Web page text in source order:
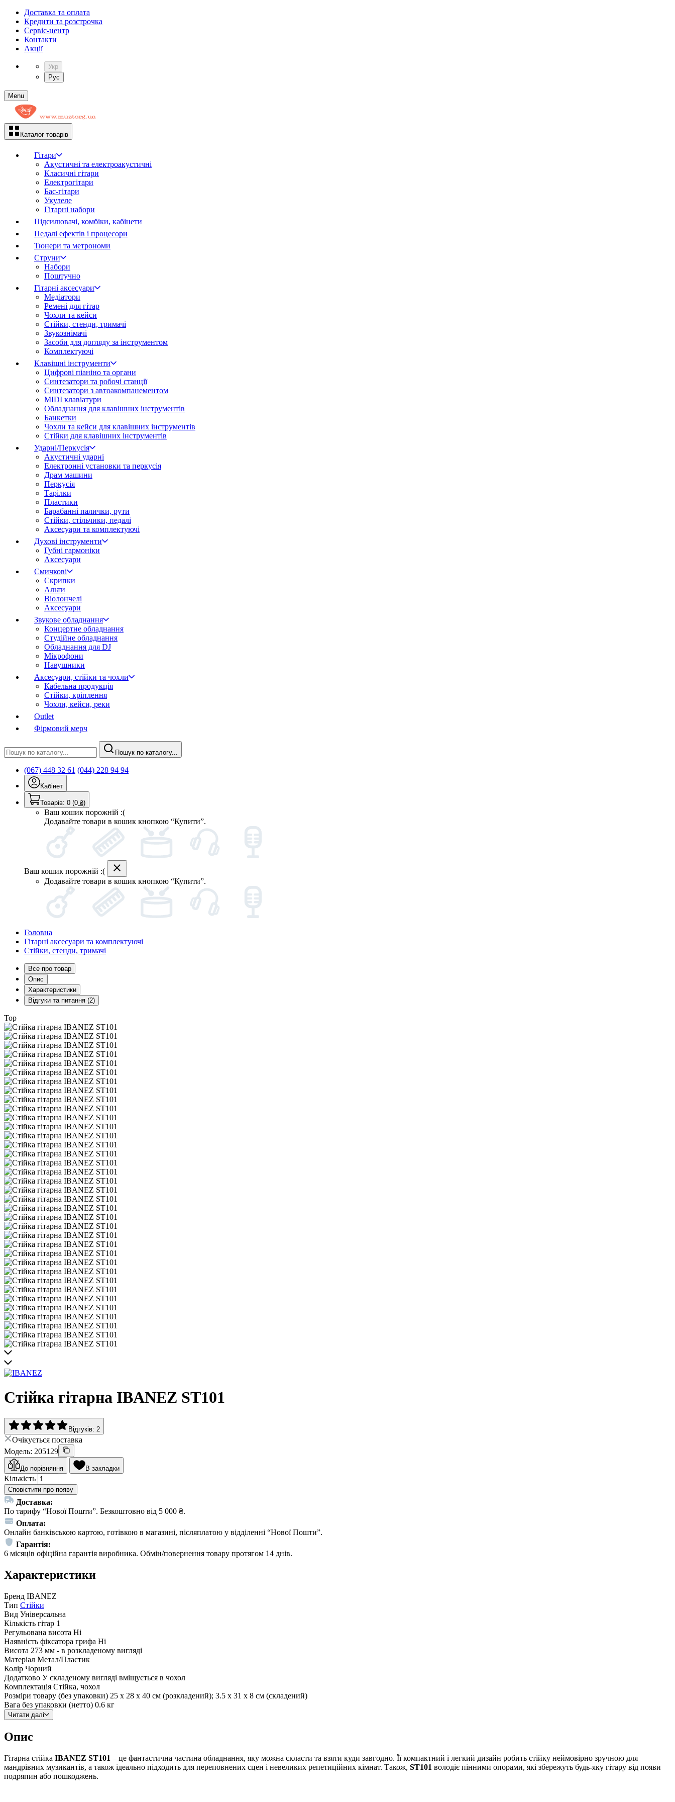
Доставка та оплата
Кредити та розстрочка
Сервіc-центр
Контакти
Акції
Укр
Рус
Menu
Каталог товарів
Гітари
Акустичні та електроакустичні
Класичні гітари
Електрогітари
Бас-гітари
Укулеле
Гітарні набори
Підсилювачі, комбіки, кабінети
Педалі ефектів і процесори
Тюнери та метрономи
Струни
Набори
Поштучно
Гітарні аксесуари
Медіатори
Ремені для гітар
Чохли та кейси
Стійки, стенди, тримачі
Звукознімачі
Засоби для догляду за інструментом
Комплектуючі
Клавішні інструменти
Цифрові піаніно та органи
Синтезатори та робочі станції
Синтезатори з автоакомпанементом
MIDI клавіатури
Обладнання для клавішних інструментів
Банкетки
Чохли та кейси для клавішних інструментів
Стійки для клавішних інструментів
Ударні/Перкусія
Акустичні ударні
Електронні установки та перкусія
Драм машини
Перкусія
Тарілки
Пластики
Барабанні палички, рути
Стійки, стільчики, педалі
Аксесуари та комплектуючі
Духові інструменти
Губні гармоніки
Аксесуари
Смичкові
Скрипки
Альти
Віолончелі
Аксесуари
Звукове обладнання
Концертне обладнання
Студійне обладнання
Обладнання для DJ
Мікрофони
Навушники
Аксесуари, стійки та чохли
Кабельна продукція
Стійки, кріплення
Чохли, кейси, реки
Outlet
Фірмовий мерч
Пошук по каталогу...
(067) 448 32 61 (044) 228 94 94
Кабінет
Товарів: 0 (0 ₴)
Ваш кошик порожній :(
Додавайте товари в кошик кнопкою “Купити”.
Ваш кошик порожній :(
Додавайте товари в кошик кнопкою “Купити”.
Головна
Гітарні аксесуари та комплектуючі
Стійки, стенди, тримачі
Все про товар
Опис
Характеристики
Відгуки та питання (2)
Top
Стійка гітарна IBANEZ ST101
Відгуків: 2
Очікується поставка
Модель: 205129
До порівняння В закладки
Кількість
Сповістити про появу
Доставка:
По тарифу “Нової Пошти”. Безкоштовно від 5 000 ₴.
Оплата:
Онлайн банківською картою, готівкою в магазині, післяплатою у відділенні “Нової Пошти”.
Гарантія:
6 місяців офіційна гарантія виробника. Обмін/повернення товару протягом 14 днів.
Характеристики
Бренд IBANEZ
Тип Стійки
Вид Універсальна
Кількість гітар 1
Регульована висота Ні
Наявність фіксатора грифа Ні
Висота 273 мм - в розкладеному вигляді
Матеріал Метал/Пластик
Колір Чорний
Додатково У складеному вигляді вміщується в чохол
Комплектація Стійка, чохол
Розміри товару (без упаковки) 25 х 28 х 40 см (розкладений); 3.5 х 31 х 8 см (складений)
Вага без упаковки (нетто) 0.6 кг
Читати далі
Опис
Гітарна стійка IBANEZ ST101 – це фантастична частина обладнання, яку можна скласти та взяти куди завгодно. Її компактний і легкий дизайн робить стійку неймовірно зручною для
мандрівних музикантів, а також ідеально підходить для переповнених сцен і невеликих репетиційних кімнат. Також, ST101 володіє пінними опорами, які збережуть будь-яку гітару від появи
подряпин або пошкоджень.